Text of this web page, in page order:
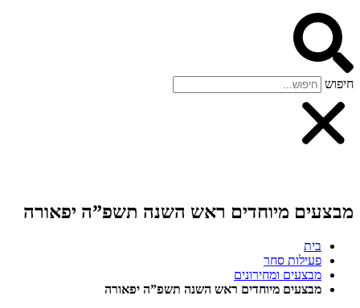
חיפוש
מבצעים מיוחדים ראש השנה תשפ”ה יפאורה
בית
פעילות סחר
מבצעים ומחירונים
מבצעים מיוחדים ראש השנה תשפ”ה יפאורה